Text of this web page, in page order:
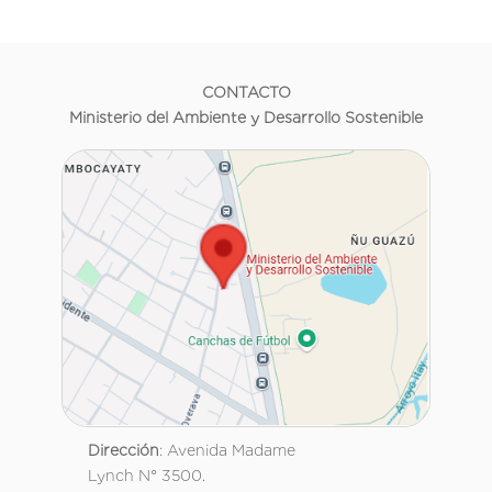
CONTACTO
Ministerio del Ambiente y Desarrollo Sostenible
Dirección: Avenida Madame
Lynch N° 3500.